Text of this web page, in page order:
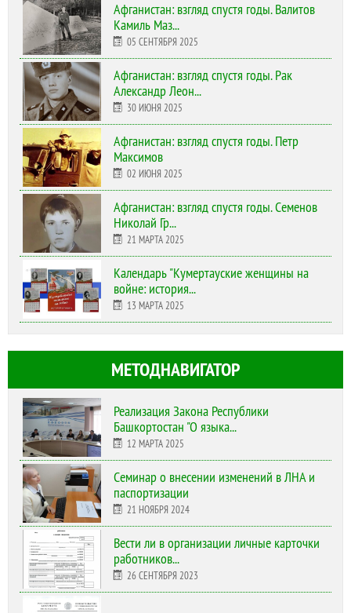
Афганистан: взгляд спустя годы. Валитов
Камиль Маз...
05 СЕНТЯБРЯ 2025
Афганистан: взгляд спустя годы. Рак
Александр Леон...
30 ИЮНЯ 2025
Афганистан: взгляд спустя годы. Петр
Максимов
02 ИЮНЯ 2025
Афганистан: взгляд спустя годы. Семенов
Николай Гр...
21 МАРТА 2025
Календарь "Кумертауские женщины на
войне: история...
13 МАРТА 2025
МЕТОДНАВИГАТОР
Реализация Закона Республики
Башкортостан "О языка...
12 МАРТА 2025
Cеминар о внесении изменений в ЛНА и
паспортизации
21 НОЯБРЯ 2024
Вести ли в организации личные карточки
работников...
26 СЕНТЯБРЯ 2023